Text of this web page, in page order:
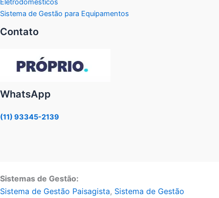
Eletrodomésticos
Sistema de Gestão para Equipamentos
Contato
WhatsApp
(11) 93345-2139
Sistemas de Gestão:
Sistema de Gestão Paisagista, Sistema de Gestão